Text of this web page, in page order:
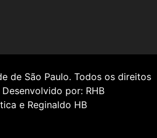
de São Paulo. Todos os direitos
Desenvolvido por: RHB
e Reginaldo HB